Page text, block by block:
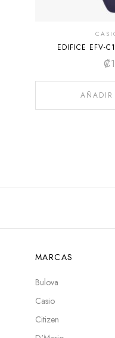
EDIFICE EFV-
₡
AÑADIR
MARCAS
Bulova
Casio
Citizen